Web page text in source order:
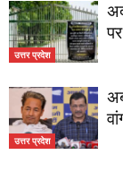
उत्तर प्रदेश
उत्तर प्रदेश